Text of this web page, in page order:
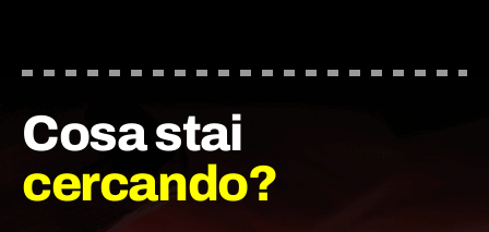
Cosa stai
cercando?